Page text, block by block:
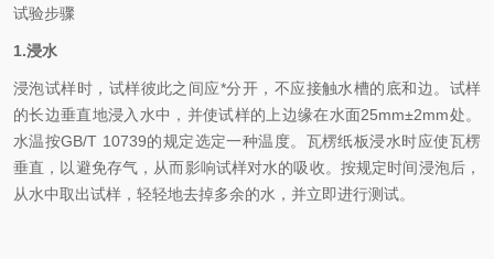
试验步骤
1.浸水
浸泡试样时，试样彼此之间应*分开，不应接触水槽的底和边。试样
的长边垂直地浸入水中，并使试样的上边缘在水面25mm±2mm处。
水温按GB/T 10739的规定选定一种温度。瓦楞纸板浸水时应使瓦楞
垂直，以避免存气，从而影响试样对水的吸收。按规定时间浸泡后，
从水中取出试样，轻轻地去掉多余的水，并立即进行测试。